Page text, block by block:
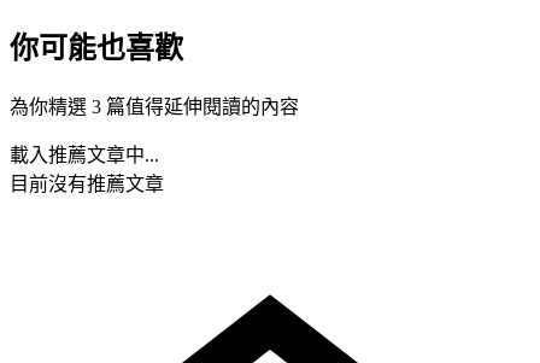
你可能也喜歡
為你精選 3 篇值得延伸閱讀的內容
載入推薦文章中...
目前沒有推薦文章